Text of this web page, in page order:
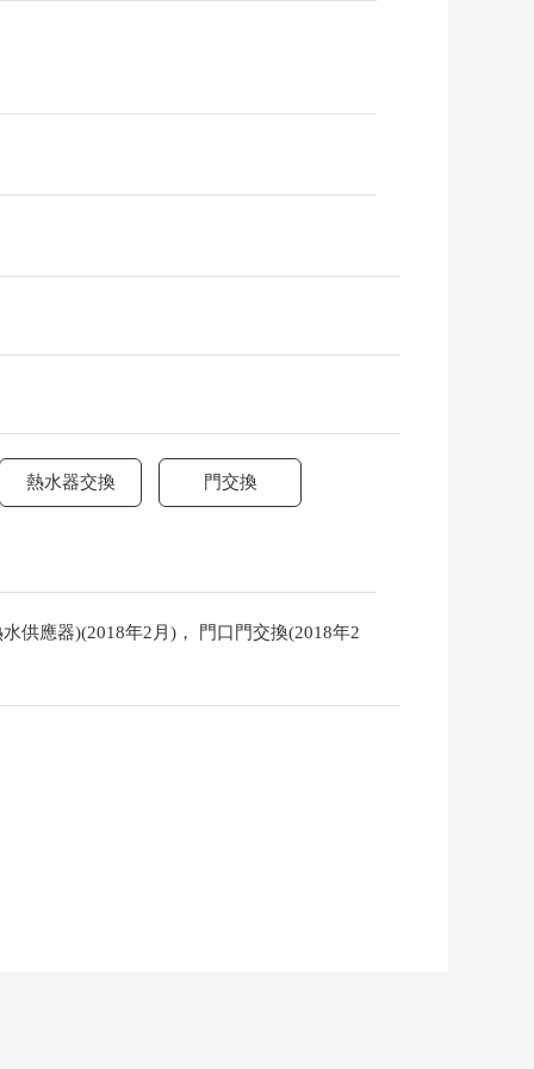
熱水器交換 門交換
供應器)(2018年2月)， 門口門交換(2018年2